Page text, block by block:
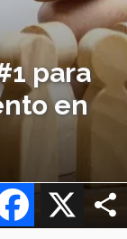
para
en
X
Facebook